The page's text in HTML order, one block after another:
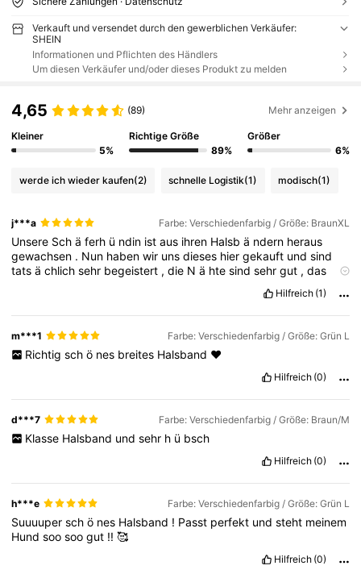
Verkauft und versendet durch den gewerblichen Verkäufer:
SHEIN
Informationen und Pflichten des Händlers
Um diesen Verkäufer und/oder dieses Produkt zu melden
4,65 (89) Mehr anzeigen
Kleiner
5%
Richtige Größe
89%
Größer
6%
werde ich wieder kaufen(2) schnelle Logistik(1) modisch(1)
j***a Farbe: Verschiedenfarbig / Größe: BraunXL
Unsere Schäferh ü ndin istaus ihren Halsbä ndern heraus
gewachsen . Nun habenwir unsdieses hiergekauft undsind
tatsächlichsehr begeistert ,die Nä htesindsehrgut ,das
bisschenLuft, ür
dasweitereWachstum🥰
Hilfreich (1)
m***1 Farbe: Verschiedenfarbig / Größe: Grün L
Richtig sch ö nes breites Halsband ❤️
Hilfreich (0)
d***7 Farbe: Verschiedenfarbig / Größe: Braun/M
Klasse Halsband und sehr h ü bsch
Hilfreich (0)
h***e Farbe: Verschiedenfarbig / Größe: Grün L
Suuuuperschö nes Halsband ! Passt perfekt undsteht meinem
Hundsoosoogut !!🥰
Hilfreich (0)